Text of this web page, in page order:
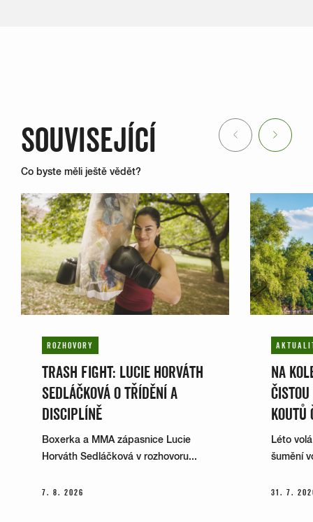
SOUVISEJÍCÍ
Co byste měli ještě vědět?
Previous
ROZHOVORY
TRASH FIGHT: LUCIE HORVÁTH
SEDLÁČKOVÁ O TŘÍDĚNÍ A
DISCIPLÍNĚ
Boxerka a MMA zápasnice Lucie
Horváth Sedláčková v rozhovoru...
7. 8. 2026
NA
KOUTŮ
Léto
šumění
31. 7.
Next